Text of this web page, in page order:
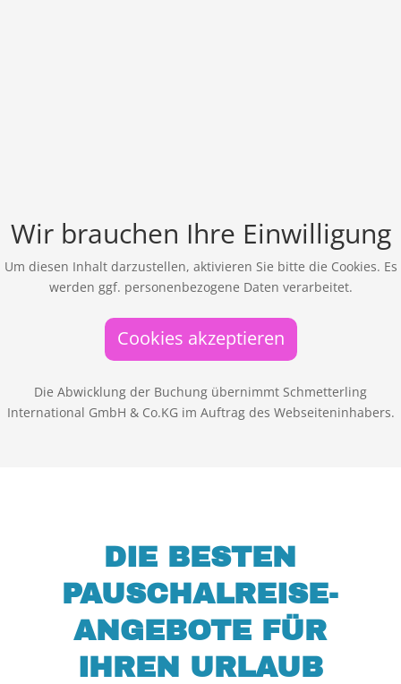
Wir brauchen Ihre Einwilligung
Um diesen Inhalt darzustellen, aktivieren Sie bitte die Cookies. Es
werden ggf. personenbezogene Daten verarbeitet.
Cookies akzeptieren
Die Abwicklung der Buchung übernimmt Schmetterling
International GmbH & Co.KG im Auftrag des Webseiteninhabers.
DIE BESTEN
PAUSCHALREISE-
ANGEBOTE FÜR
IHREN URLAUB